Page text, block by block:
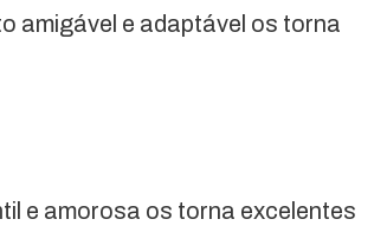
amigável e adaptável os torna
e amorosa os torna excelentes